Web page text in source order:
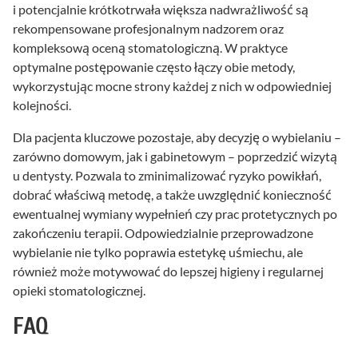
i potencjalnie krótkotrwała większa nadwrażliwość są
rekompensowane profesjonalnym nadzorem oraz
kompleksową oceną stomatologiczną. W praktyce
optymalne postępowanie często łączy obie metody,
wykorzystując mocne strony każdej z nich w odpowiedniej
kolejności.
Dla pacjenta kluczowe pozostaje, aby decyzję o wybielaniu –
zarówno domowym, jak i gabinetowym – poprzedzić wizytą
u dentysty. Pozwala to zminimalizować ryzyko powikłań,
dobrać właściwą metodę, a także uwzględnić konieczność
ewentualnej wymiany wypełnień czy prac protetycznych po
zakończeniu terapii. Odpowiedzialnie przeprowadzone
wybielanie nie tylko poprawia estetykę uśmiechu, ale
również może motywować do lepszej higieny i regularnej
opieki stomatologicznej.
FAQ